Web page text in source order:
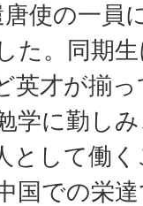
使の一員
た。同期
英才が揃
学に勤し
として働
国での栄